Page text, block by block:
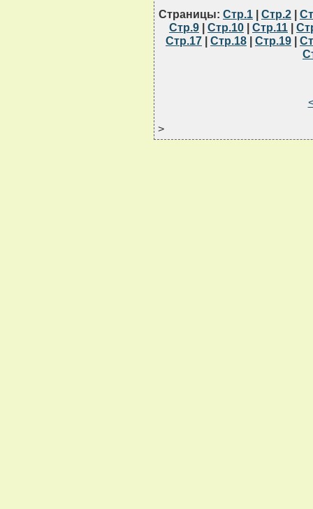
Страницы: Стр.1 | Стр.2 |
Стр.9 | Стр.10 | Стр.11 |
Стр.17 | Стр.18 | Стр.19 |
>